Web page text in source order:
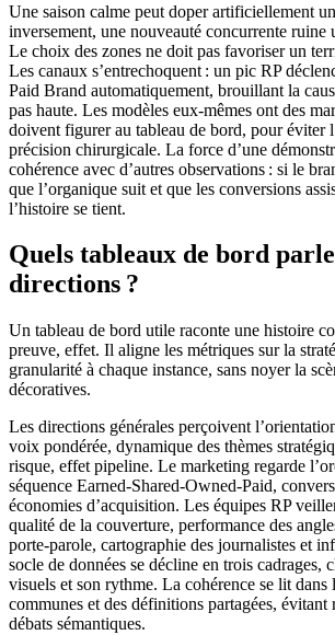
Une saison calme peut doper artificiellement
inversement, une nouveauté concurrente ruine
Le choix des zones ne doit pas favoriser un
Les canaux s’entrechoquent : un pic RP
Paid Brand automatiquement, brouillant la
pas haute. Les modèles eux-mêmes ont des
doivent figurer au tableau de bord, pour éviter
précision chirurgicale. La force d’une
cohérence avec d’autres observations : si le
que l’organique suit et que les conversions
l’histoire se tient.
Quels tableaux de bord
directions ?
Un tableau de bord utile raconte une histoire
preuve, effet. Il aligne les métriques sur la
granularité à chaque instance, sans noyer la
décoratives.
Les directions générales perçoivent
voix pondérée, dynamique des thèmes
risque, effet pipeline. Le marketing regarde
séquence Earned-Shared-Owned-Paid,
économies d’acquisition. Les équipes RP
qualité de la couverture, performance des
porte-parole, cartographie des journalistes et
socle de données se décline en trois cadrages,
visuels et son rythme. La cohérence se lit dans
communes et des définitions partagées, évitant
débats sémantiques.